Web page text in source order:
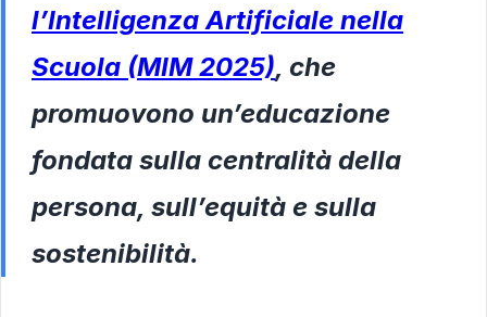
l’Intelligenza Artificiale nella
Scuola (MIM 2025), che
promuovono un’educazione
fondata sulla centralità della
persona, sull’equità e sulla
sostenibilità.